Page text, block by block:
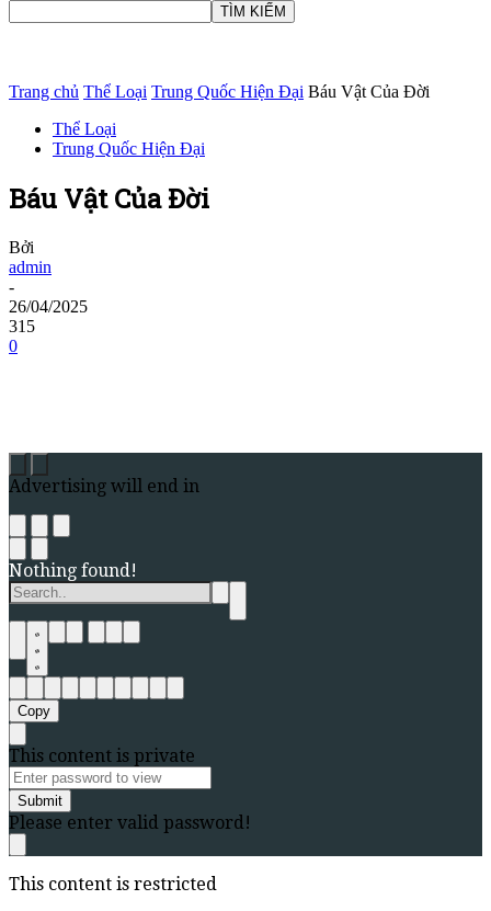
Trang chủ Thể Loại Trung Quốc Hiện Đại Báu Vật Của Đời
Thể Loại
Trung Quốc Hiện Đại
Báu Vật Của Đời
Bởi
admin
-
26/04/2025
315
0
Advertising will end in
Nothing found!
Copy
This content is private
Submit
Please enter valid password!
This content is restricted